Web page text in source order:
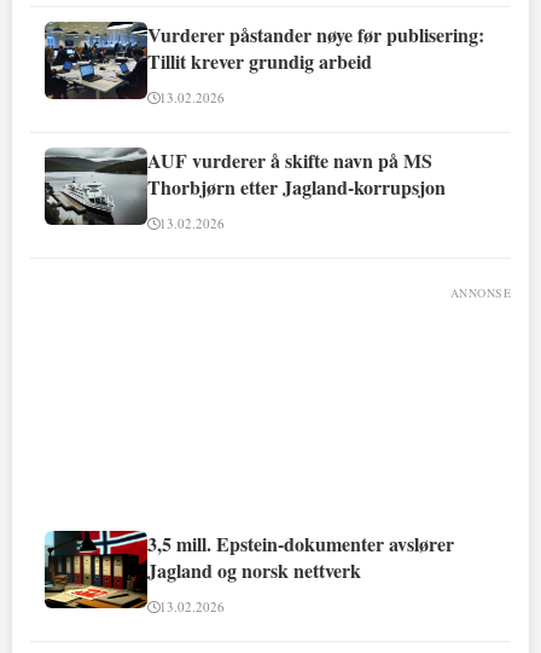
Vurderer påstander nøye før publisering:
Tillit krever grundig arbeid
13.02.2026
AUF vurderer å skifte navn på MS
Thorbjørn etter Jagland-korrupsjon
13.02.2026
ANNONSE
3,5 mill. Epstein-dokumenter avslører
Jagland og norsk nettverk
13.02.2026